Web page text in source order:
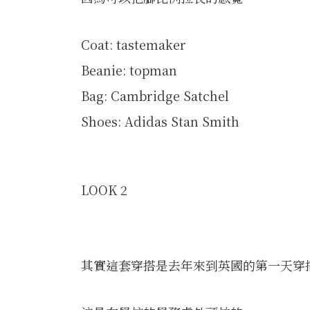
Coat: tastemaker
Beanie: topman
Bag: Cambridge Satchel
Shoes: Adidas Stan Smith
LOOK 2
其實這套穿搭是去年來到英國的第一天穿